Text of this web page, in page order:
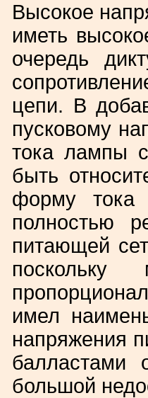
Высокое
иметь
очередь
цепи. В
пусковому
тока лампы
быть
форму тока
полностью
питающей
поскольку
имел
напряжения
балластами
большой